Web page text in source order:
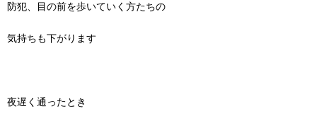
防犯、目の前を歩いていく方たちの
気持ちも下がります
夜遅く通ったとき